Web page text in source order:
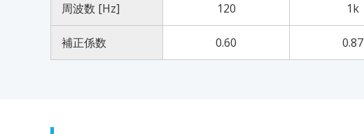
周波数 [Hz] 120 1k
補正係数 0.60 0.87